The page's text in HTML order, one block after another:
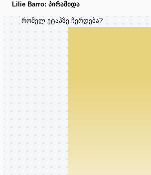
Lilie Barro: პირამიდა
რომელ ეტაპზე ჩერდება?